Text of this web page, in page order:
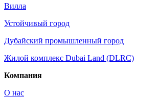
Вилла
Устойчивый город
Дубайский промышленный город
Жилой комплекс Dubai Land (DLRC)
Компания
О нас